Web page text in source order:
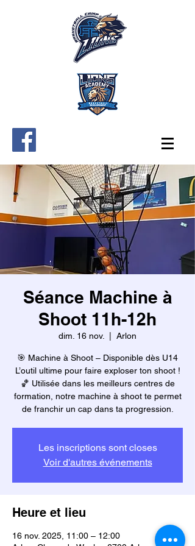
Séance Machine à
Shoot 11h-12h
dim. 16 nov. Arlon
🎯 Machine à Shoot – Disponible dès U14
L’outil ultime pour faire exploser ton shoot !
🏀 Utilisée dans les meilleurs centres de
formation, notre machine à shoot te permet
de franchir un cap dans ta progression.
Les inscriptions sont closes
Voir d'autres événements
Heure et lieu
16 nov. 2025, 11:00 – 12:00